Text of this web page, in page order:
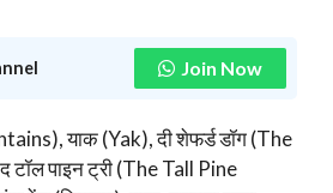
Join Now
याक (Yak), दी शेफर्ड डॉग (The
पाइन ट्री (The Tall Pine